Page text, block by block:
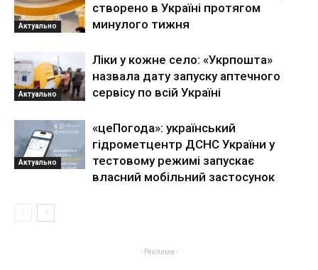
Актуально
створено в Україні протягом
минулого тижня
Актуально
Ліки у кожне село: «Укрпошта»
назвала дату запуску аптечного
сервісу по всій Україні
Актуально
«цеПогода»: український
гідрометцентр ДСНС України у
тестовому режимі запускає
власний мобільний застосунок
- Реклама -